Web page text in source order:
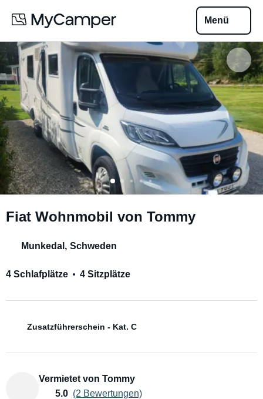
Menü
Fiat Wohnmobil von Tommy
Munkedal , Schweden
4 Schlafplätze 4 Sitzplätze
Zusatzführerschein - Kat. C
Vermietet von Tommy
5.0 (2 Bewertungen)